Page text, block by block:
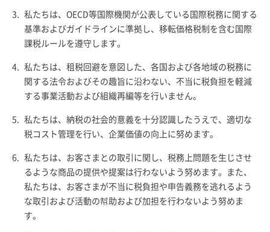
3. 私たちは、OECD等国際機関が公表している国際税務に関する
基準およびガイドラインに準拠し、移転価格税制を含む国際
課税ルールを遵守します。
4. 私たちは、租税回避を意図した、各国および各地域の税務に
関する法令およびその趣旨に沿わない、不当に税負担を軽減
する事業活動および組織再編等を行いません。
5. 私たちは、納税の社会的意義を十分認識したうえで、適切な
税コスト管理を行い、企業価値の向上に努めます。
6. 私たちは、お客さまとの取引に関し、税務上問題を生じさせ
るような商品の提供や提案は行わないよう努めます。また、
私たちは、お客さまが不当に税負担や申告義務を逃れるよう
な取引および活動の幇助および加担を行わないよう努めま
す。